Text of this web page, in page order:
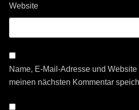
Website
Name, E-Mail-Adresse und
meinen nächsten Kommentar